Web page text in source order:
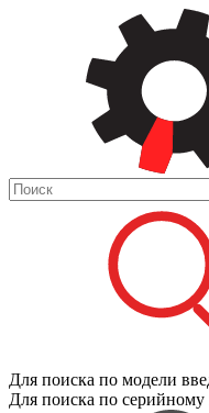
Для поиска по модели
Для поиска по серийному